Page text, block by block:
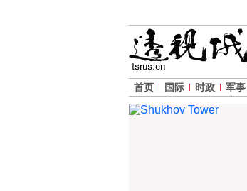
首页 国际 时政 军事